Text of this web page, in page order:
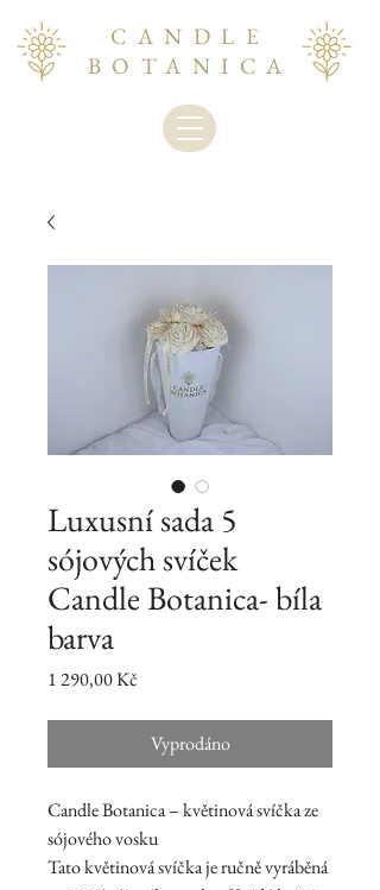
CANDLE
BOTANICA
Luxusní sada 5
sójových svíček
Candle Botanica- bíla
barva
1 290,00 Kč
Vyprodáno
Candle Botanica – květinová svíčka ze
sójového vosku
Tato květinová svíčka je ručně vyráběná